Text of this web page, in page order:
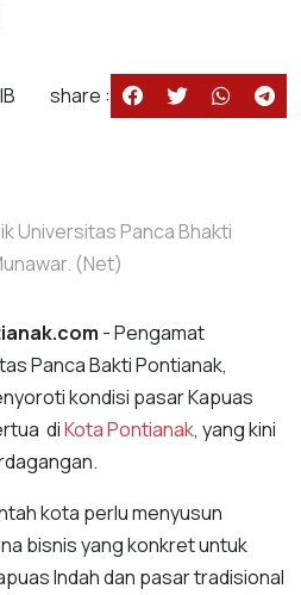
share :
Universitas Panca Bhakti
(Net)
- Pengamat
Panca Bakti Pontianak,
kondisi pasar Kapuas
diKota Pontianak, yang kini
kota perlu menyusun
bisnis yang konkret untuk
Indah dan pasar tradisional